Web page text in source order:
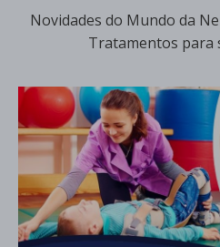
Novidades do Mundo da
Tratamentos para